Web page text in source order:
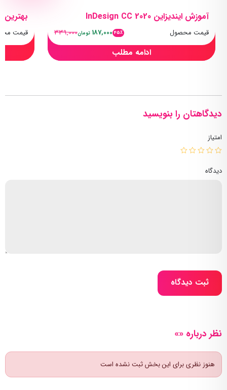
آموزش ایندیزاین InDesign CC 2020
قیمت محصول 45٪ 187,000 تومان339,000
ادامه مطلب
قیمت
دیدگاهتان را بنویسید
امتیاز
دیدگاه
ثبت دیدگاه
نظر درباره «»
هنوز نظری برای این بخش ثبت نشده است